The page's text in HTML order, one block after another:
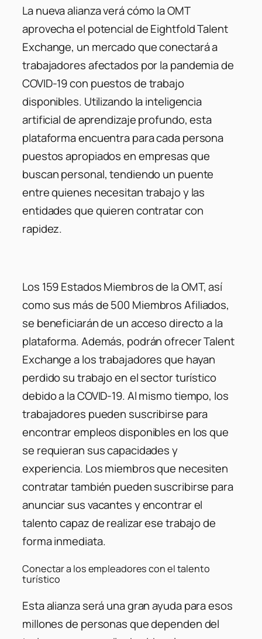
La nueva alianza verá cómo la OMT
aprovecha el potencial de Eightfold Talent
Exchange, un mercado que conectará a
trabajadores afectados por la pandemia de
COVID-19 con puestos de trabajo
disponibles. Utilizando la inteligencia
artificial de aprendizaje profundo, esta
plataforma encuentra para cada persona
puestos apropiados en empresas que
buscan personal, tendiendo un puente
entre quienes necesitan trabajo y las
entidades que quieren contratar con
rapidez.
Los 159 Estados Miembros de la OMT, así
como sus más de 500 Miembros Afiliados,
se beneficiarán de un acceso directo a la
plataforma. Además, podrán ofrecer Talent
Exchange a los trabajadores que hayan
perdido su trabajo en el sector turístico
debido a la COVID-19. Al mismo tiempo, los
trabajadores pueden suscribirse para
encontrar empleos disponibles en los que
se requieran sus capacidades y
experiencia. Los miembros que necesiten
contratar también pueden suscribirse para
anunciar sus vacantes y encontrar el
talento capaz de realizar ese trabajo de
forma inmediata.
Conectar a los empleadores con el talento
turístico
Esta alianza será una gran ayuda para esos
millones de personas que dependen del